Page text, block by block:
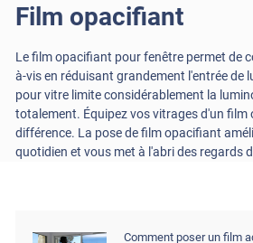
Film opacifiant
Le film opacifiant pour fenêtre permet de
à-vis en réduisant grandement l'entrée de
pour vitre limite considérablement la
totalement. Équipez vos vitrages d'un film
différence. La pose de film opacifiant
quotidien et vous met à l'abri des regards
Comment poser un film